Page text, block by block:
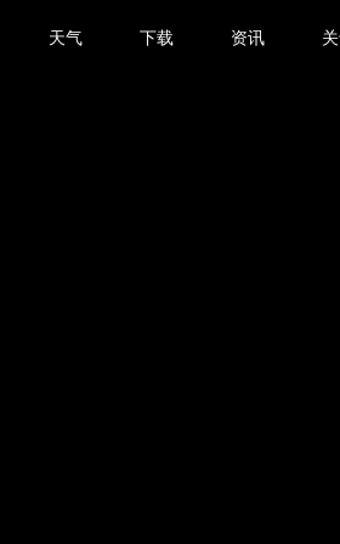
天气 下载 资讯